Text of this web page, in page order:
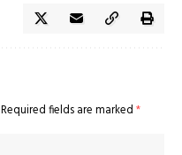
Required fields are marked *